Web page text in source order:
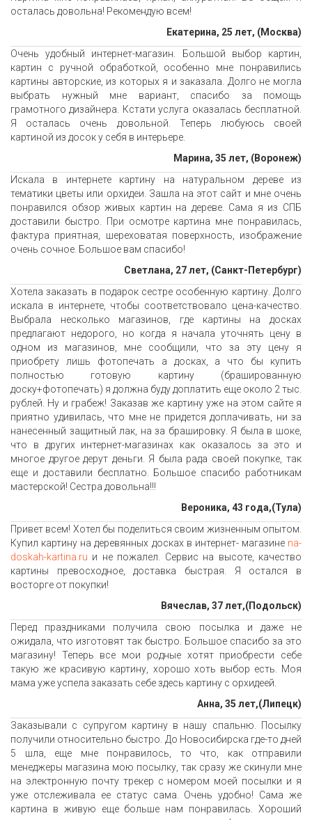
осталась довольна! Рекомендую всем!
Екатерина, 25 лет, (Москва)
Очень удобный интернет-магазин. Большой выбор картин,
картин с ручной обработкой, особенно мне понравились
картины авторские, из которых я и заказала. Долго не могла
выбрать нужный мне вариант, спасибо за помощь
грамотного дизайнера. Кстати услуга оказалась бесплатной.
Я осталась очень довольной. Теперь любуюсь своей
картиной из досок у себя в интерьере.
Марина, 35 лет, (Воронеж)
Искала в интернете картину на натуральном дереве из
тематики цветы или орхидеи. Зашла на этот сайт и мне очень
понравился обзор живых картин на дереве. Сама я из СПБ
доставили быстро. При осмотре картина мне понравилась,
фактура приятная, шереховатая поверхность, изображение
очень сочное. Большое вам спасибо!
Светлана, 27 лет, (Санкт-Петербург)
Хотела заказать в подарок сестре особенную картину. Долго
искала в интернете, чтобы соответствовало цена-качество.
Выбрала несколько магазинов, где картины на досках
предлагают недорого, но когда я начала уточнять цену в
одном из магазинов, мне сообщили, что за эту цену я
приобрету лишь фотопечать а досках, а что бы купить
полностью готовую картину (брашированную
доску+фотопечать) я должна буду доплатить еще около 2 тыс.
рублей. Ну и грабеж! Заказав же картину уже на этом сайте я
приятно удивилась, что мне не придется доплачивать, ни за
нанесенный защитный лак, на за брашировку. Я была в шоке,
что в других интернет-магазинах как оказалось за это и
многое другое дерут деньги. Я была рада своей покупке, так
еще и доставили бесплатно. Большое спасибо работникам
мастерской! Сестра довольна!!!
Вероника, 43 года,(Тула)
Привет всем! Хотел бы поделиться своим жизненным опытом.
Купил картину на деревянных досках в интернет- магазине na-
doskah-kartina.ru и не пожалел. Сервис на высоте, качество
картины превосходное, доставка быстрая. Я остался в
восторге от покупки!
Вячеслав, 37 лет,(Подольск)
Перед праздниками получила свою посылка и даже не
ожидала, что изготовят так быстро. Большое спасибо за это
магазину! Теперь все мои родные хотят приобрести себе
такую же красивую картину, хорошо хоть выбор есть. Моя
мама уже успела заказать себе здесь картину с орхидеей.
Анна, 35 лет,(Липецк)
Заказывали с супругом картину в нашу спальню. Посылку
получили относительно быстро. До Новосибирска где-то дней
5 шла, еще мне понравилось, то что, как отправили
менеджеры магазина мою посылку, так сразу же скинули мне
на электронную почту трекер с номером моей посылки и я
уже отслеживала ее статус сама. Очень удобно! Сама же
картина в живую еще больше нам понравилась. Хороший